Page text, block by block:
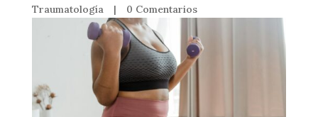
Traumatología
| 0 Comentarios